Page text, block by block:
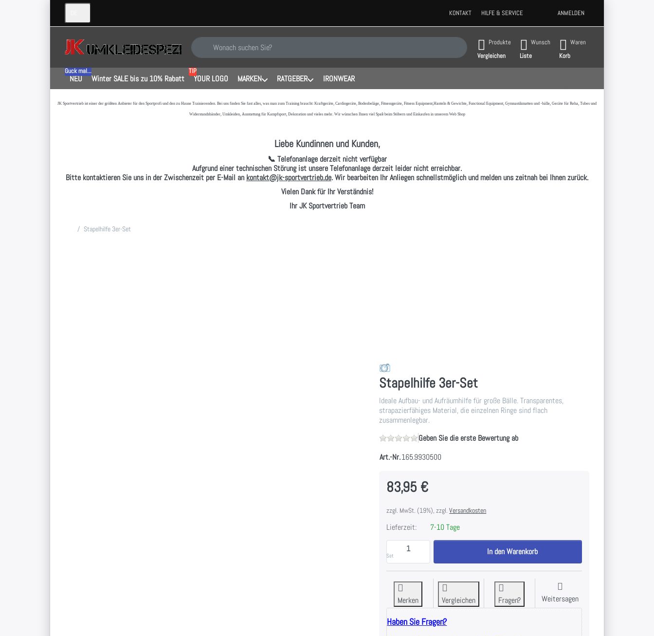
KONTAKT HILFE & SERVICE ANMELDEN
Geben Sie einen Suchbegriff ein. Während Sie tippen, erscheinen automatisch erste Ergebnisse. Drücken Sie die Eingabetaste, um alle Ergebnisse aufzurufen.
Produkte
Vergleichen
Wunsch
Liste
Waren
Korb
NEU
Guck mal...
Winter SALE bis zu 10% Rabatt YOUR LOGO
TIP
MARKEN RATGEBER IRONWEAR
JK Sportvertrieb ist einer der größten Anbieter für den Sportprofi und den zu Hause Trainierenden. Bei uns finden Sie fast alles, was man zum Training braucht: Kraftgeräte, Cardiogeräte, Bodenbeläge, Fitnessgeräte, Fitness Equipment,Hanteln & Gewichte, Functional Equipment, Gymnastikmatten und -bälle, Geräte für Reha, Tubes und
Widerstandsbänder, Umkleiden, Ausstattung für Kampfsport, Dekoration und vieles mehr. Wir wünschen Ihnen viel Spaß beim Stöbern und Einkaufen in unserem Web Shop
Liebe Kundinnen und Kunden,
📞 Telefonanlage derzeit nicht verfügbar
Aufgrund einer technischen Störung ist unsere Telefonanlage derzeit leider nicht erreichbar.
Bitte kontaktieren Sie uns in der Zwischenzeit per E-Mail an kontakt@jk-sportvertrieb.de. Wir bearbeiten Ihr Anliegen schnellstmöglich und melden uns zeitnah bei Ihnen zurück.
Vielen Dank für Ihr Verständnis!
Ihr JK Sportvertrieb Team
Startseite
Stapelhilfe 3er-Set
Stapelhilfe 3er-Set
Ideale Aufbau- und Aufräumhilfe für große Bälle. Transparentes,
strapazierfähiges Material, die einzelnen Ringe sind flach
zusammenlegbar.
Geben Sie die erste Bewertung ab
Art.-Nr.165.9930500
83,95 €
zzgl. MwSt. (19%), zzgl.Versandkosten
Lieferzeit: 7-10 Tage
Set
Stapelhilfe 3er-Set zu 83,95 €, Menge 1.
In den Warenkorb
Merken Vergleichen Fragen? Weitersagen
Haben Sie Fragen?